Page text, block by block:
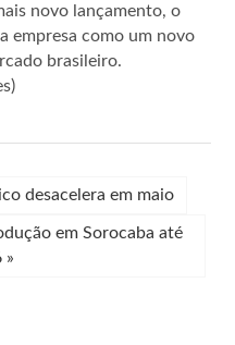
novo lançamento, o
empresa como um novo
brasileiro.
desacelera em maio
em Sorocaba até
»